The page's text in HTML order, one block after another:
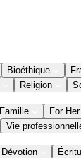
Bioéthique
Religion
Famille
For
Vie
Dévotion